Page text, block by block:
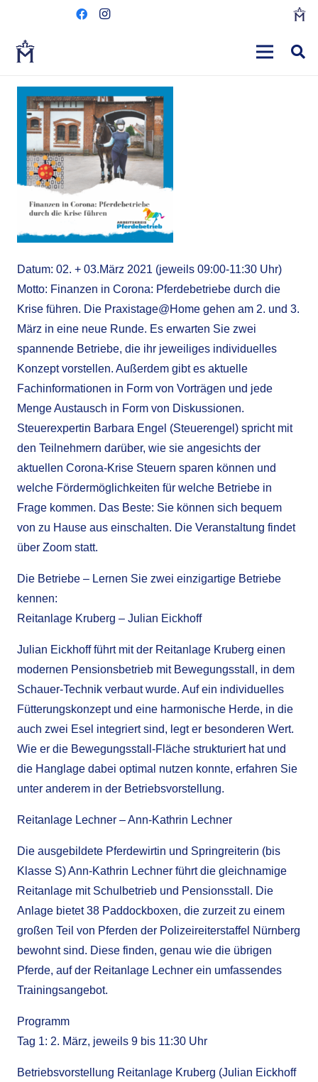
Datum: 02. + 03.März 2021 (jeweils 09:00-11:30 Uhr)
Motto: Finanzen in Corona: Pferdebetriebe durch die
Krise führen. Die Praxistage@Home gehen am 2. und 3.
März in eine neue Runde. Es erwarten Sie zwei
spannende Betriebe, die ihr jeweiliges individuelles
Konzept vorstellen. Außerdem gibt es aktuelle
Fachinformationen in Form von Vorträgen und jede
Menge Austausch in Form von Diskussionen.
Steuerexpertin Barbara Engel (Steuerengel) spricht mit
den Teilnehmern darüber, wie sie angesichts der
aktuellen Corona-Krise Steuern sparen können und
welche Fördermöglichkeiten für welche Betriebe in
Frage kommen. Das Beste: Sie können sich bequem
von zu Hause aus einschalten. Die Veranstaltung findet
über Zoom statt.
Die Betriebe – Lernen Sie zwei einzigartige Betriebe
kennen:
Reitanlage Kruberg – Julian Eickhoff
Julian Eickhoff führt mit der Reitanlage Kruberg einen
modernen Pensionsbetrieb mit Bewegungsstall, in dem
Schauer-Technik verbaut wurde. Auf ein individuelles
Fütterungskonzept und eine harmonische Herde, in die
auch zwei Esel integriert sind, legt er besonderen Wert.
Wie er die Bewegungsstall-Fläche strukturiert hat und
die Hanglage dabei optimal nutzen konnte, erfahren Sie
unter anderem in der Betriebsvorstellung.
Reitanlage Lechner – Ann-Kathrin Lechner
Die ausgebildete Pferdewirtin und Springreiterin (bis
Klasse S) Ann-Kathrin Lechner führt die gleichnamige
Reitanlage mit Schulbetrieb und Pensionsstall. Die
Anlage bietet 38 Paddockboxen, die zurzeit zu einem
großen Teil von Pferden der Polizeireiterstaffel Nürnberg
bewohnt sind. Diese finden, genau wie die übrigen
Pferde, auf der Reitanlage Lechner ein umfassendes
Trainingsangebot.
Programm
Tag 1: 2. März, jeweils 9 bis 11:30 Uhr
Betriebsvorstellung Reitanlage Kruberg (Julian Eickhoff